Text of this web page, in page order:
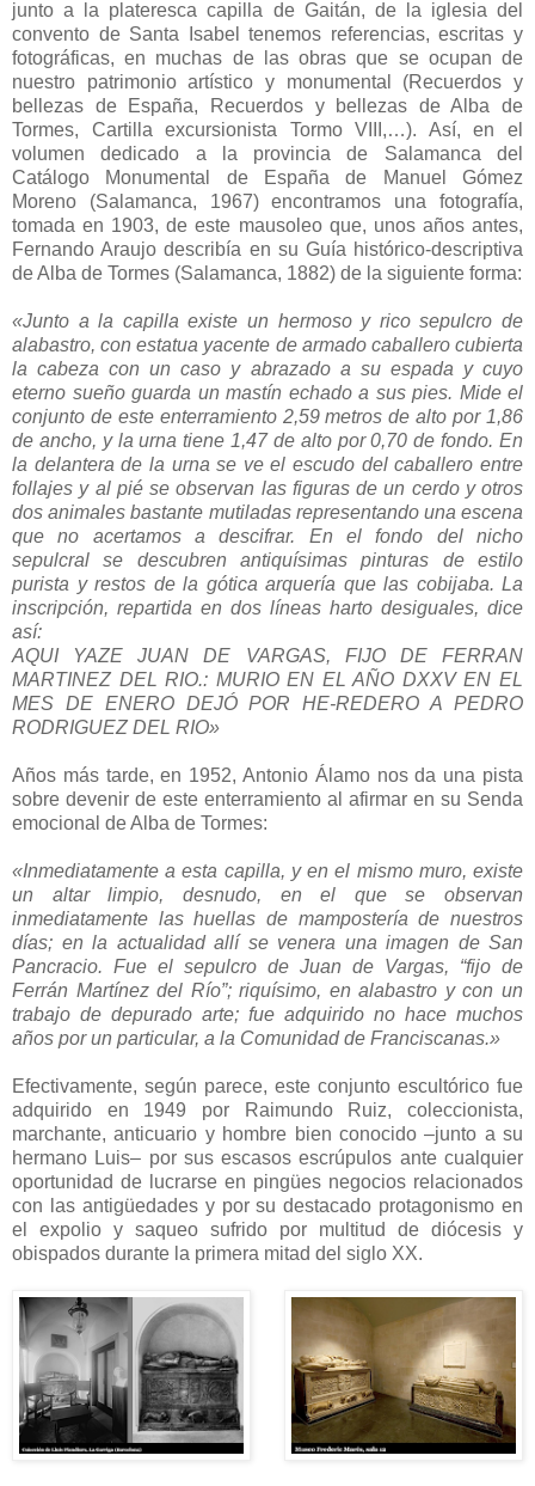
junto a la plateresca capilla de Gaitán, de la iglesia del
convento de Santa Isabel tenemos referencias, escritas y
fotográficas, en muchas de las obras que se ocupan de
nuestro patrimonio artístico y monumental (Recuerdos y
bellezas de España, Recuerdos y bellezas de Alba de
Tormes, Cartilla excursionista Tormo VIII,…). Así, en el
volumen dedicado a la provincia de Salamanca del
Catálogo Monumental de España de Manuel Gómez
Moreno (Salamanca, 1967) encontramos una fotografía,
tomada en 1903, de este mausoleo que, unos años antes,
Fernando Araujo describía en su Guía histórico-descriptiva
de Alba de Tormes (Salamanca, 1882) de la siguiente forma:
«Junto a la capilla existe un hermoso y rico sepulcro de
alabastro, con estatua yacente de armado caballero cubierta
la cabeza con un caso y abrazado a su espada y cuyo
eterno sueño guarda un mastín echado a sus pies. Mide el
conjunto de este enterramiento 2,59 metros de alto por 1,86
de ancho, y la urna tiene 1,47 de alto por 0,70 de fondo. En
la delantera de la urna se ve el escudo del caballero entre
follajes y al pié se observan las figuras de un cerdo y otros
dos animales bastante mutiladas representando una escena
que no acertamos a descifrar. En el fondo del nicho
sepulcral se descubren antiquísimas pinturas de estilo
purista y restos de la gótica arquería que las cobijaba. La
inscripción, repartida en dos líneas harto desiguales, dice
así:
AQUI YAZE JUAN DE VARGAS, FIJO DE FERRAN
MARTINEZ DEL RIO.: MURIO EN EL AÑO DXXV EN EL
MES DE ENERO DEJÓ POR HE-REDERO A PEDRO
RODRIGUEZ DEL RIO»
Años más tarde, en 1952, Antonio Álamo nos da una pista
sobre devenir de este enterramiento al afirmar en su Senda
emocional de Alba de Tormes:
«Inmediatamente a esta capilla, y en el mismo muro, existe
un altar limpio, desnudo, en el que se observan
inmediatamente las huellas de mampostería de nuestros
días; en la actualidad allí se venera una imagen de San
Pancracio. Fue el sepulcro de Juan de Vargas, “fijo de
Ferrán Martínez del Río”; riquísimo, en alabastro y con un
trabajo de depurado arte; fue adquirido no hace muchos
años por un particular, a la Comunidad de Franciscanas.»
Efectivamente, según parece, este conjunto escultórico fue
adquirido en 1949 por Raimundo Ruiz, coleccionista,
marchante, anticuario y hombre bien conocido –junto a su
hermano Luis– por sus escasos escrúpulos ante cualquier
oportunidad de lucrarse en pingües negocios relacionados
con las antigüedades y por su destacado protagonismo en
el expolio y saqueo sufrido por multitud de diócesis y
obispados durante la primera mitad del siglo XX.